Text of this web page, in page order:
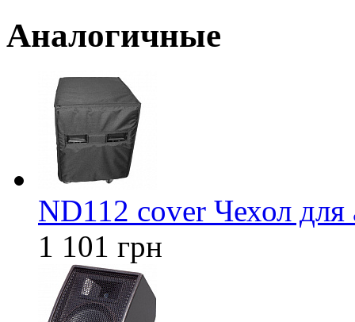
Аналогичные
ND112 cover Чехол для
1 101 грн